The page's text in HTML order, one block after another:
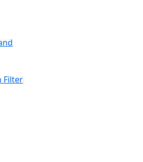
Filter